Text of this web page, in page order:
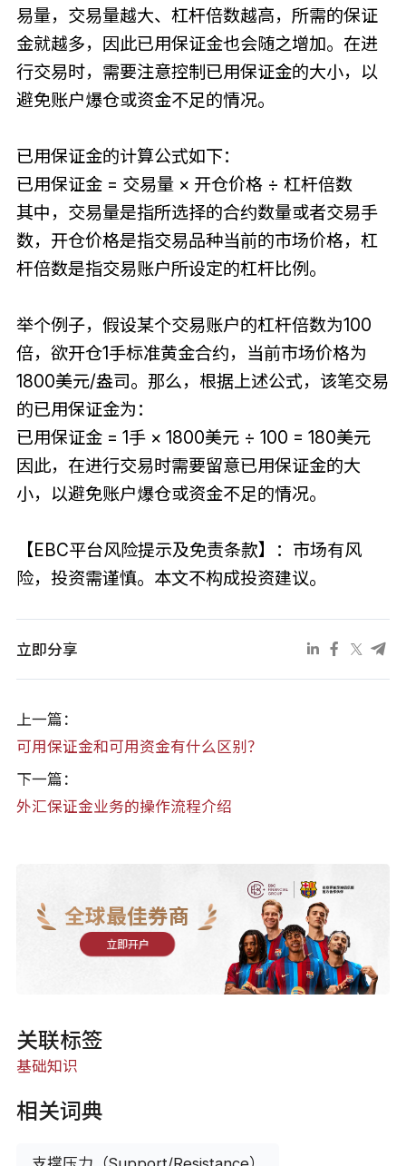
易量，交易量越大、杠杆倍数越高，所需的保证
金就越多，因此已用保证金也会随之增加。在进
行交易时，需要注意控制已用保证金的大小，以
避免账户爆仓或资金不足的情况。
已用保证金的计算公式如下：
已用保证金 = 交易量 × 开仓价格 ÷ 杠杆倍数
其中，交易量是指所选择的合约数量或者交易手
数，开仓价格是指交易品种当前的市场价格，杠
杆倍数是指交易账户所设定的杠杆比例。
举个例子，假设某个交易账户的杠杆倍数为100
倍，欲开仓1手标准黄金合约，当前市场价格为
1800美元/盎司。那么，根据上述公式，该笔交易
的已用保证金为：
已用保证金 = 1手 × 1800美元 ÷ 100 = 180美元
因此，在进行交易时需要留意已用保证金的大
小，以避免账户爆仓或资金不足的情况。
【EBC平台风险提示及免责条款】：市场有风
险，投资需谨慎。本文不构成投资建议。
立即分享
上一篇：
可用保证金和可用资金有什么区别？
下一篇：
外汇保证金业务的操作流程介绍
全球最佳券商
立即开户
关联标签
基础知识
相关词典